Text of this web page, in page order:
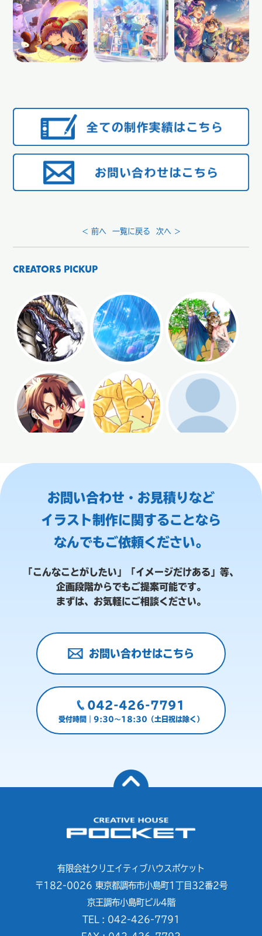
< 前へ 一覧に戻る 次へ >
CREATORS PICKUP
お問い合わせ・お見積りなど
イラスト制作に関することなら
なんでもご依頼ください。
「こんなことがしたい」「イメージだけある」等、
企画段階からでもご提案可能です。
まずは、お気軽にご相談ください。
お問い合わせはこちら
042-426-7791
受付時間｜9:30～18:30（土日祝は除く）
有限会社クリエイティブハウスポケット
〒182-0026 東京都調布市小島町1丁目32番2号
京王調布小島町ビル4階
TEL : 042-426-7791